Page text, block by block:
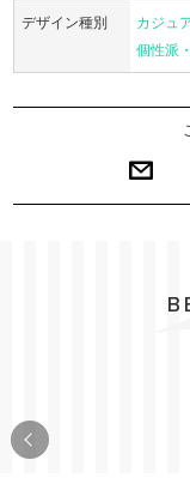
デザイン種別 カジュ
個性派